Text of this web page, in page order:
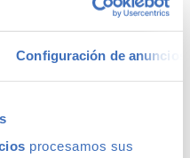
Configuración de anuncios
procesamos sus